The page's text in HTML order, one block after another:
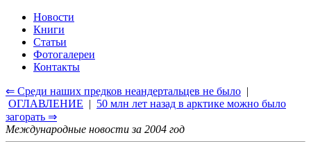
Новости
Книги
Статьи
Фотогалереи
Контакты
⇐ Среди наших предков неандертальцев не было |
ОГЛАВЛЕНИЕ | 50 млн лет назад в арктике можно было
загорать ⇒
Международные новости за 2004 год